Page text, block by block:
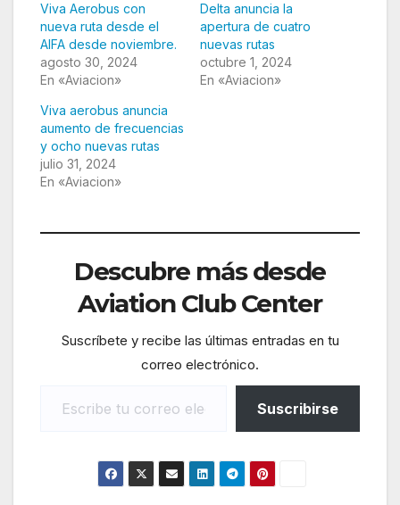
Viva Aerobus con
nueva ruta desde el
AIFA desde noviembre.
agosto 30, 2024
En «Aviacion»
Delta anuncia la
apertura de cuatro
nuevas rutas
octubre 1, 2024
En «Aviacion»
Viva aerobus anuncia
aumento de frecuencias
y ocho nuevas rutas
julio 31, 2024
En «Aviacion»
Descubre más desde
Aviation Club Center
Suscríbete y recibe las últimas entradas en tu
correo electrónico.
Suscribirse